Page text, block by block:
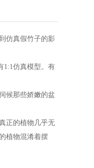
仿真假竹子的影
1:1仿真模型。有
候那些娇嫩的盆
正的植物几乎无
植物混淆着摆